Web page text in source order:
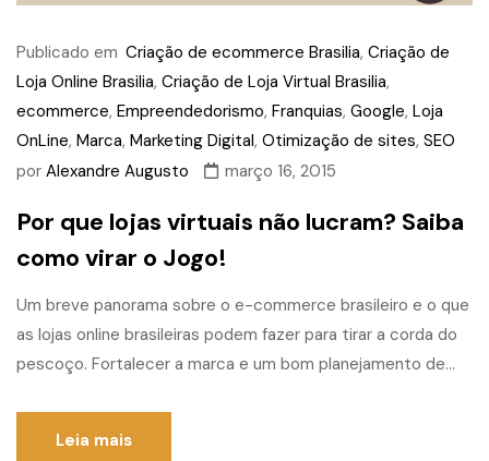
Publicado em Criação de ecommerce Brasilia, Criação de
Loja Online Brasilia, Criação de Loja Virtual Brasilia,
ecommerce, Empreendedorismo, Franquias, Google, Loja
OnLine, Marca, Marketing Digital, Otimização de sites, SEO
por Alexandre Augusto março 16, 2015
Por que lojas virtuais não lucram? Saiba
como virar o Jogo!
Um breve panorama sobre o e-commerce brasileiro e o que
as lojas online brasileiras podem fazer para tirar a corda do
pescoço. Fortalecer a marca e um bom planejamento de...
Leia mais